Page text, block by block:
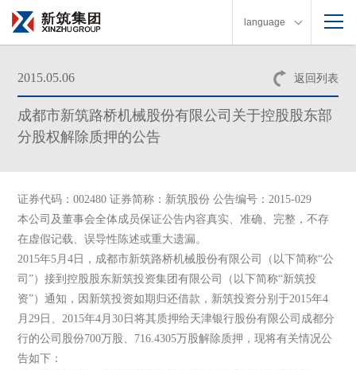
language
返回列表
2015.05.06
成都市新筑路桥机械股份有限公司关于控股股东部
分股权解除质押的公告
证券代码：002480 证券简称：新筑股份 公告编号：2015-029
本公司及董事会全体成员保证公告内容真实、准确、完整，不存
在虚假记载、误导性陈述或重大遗漏。
2015年5月4日，成都市新筑路桥机械股份有限公司（以下简称“公
司”）接到控股股东新筑投资集团有限公司（以下简称“新筑投
资”）通知，因新筑投资如期归还借款，新筑投资分别于2015年4
月29日、2015年4月30日将其质押给天津银行股份有限公司成都分
行的公司股份700万股、716.4305万股解除质押，现将有关情况公
告如下：